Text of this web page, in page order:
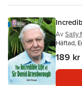
Av Sally
Häftad,
189 kr